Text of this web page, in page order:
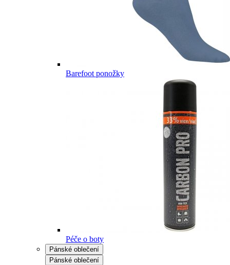
Barefoot ponožky
Péče o boty
Pánské oblečení
Pánské oblečení